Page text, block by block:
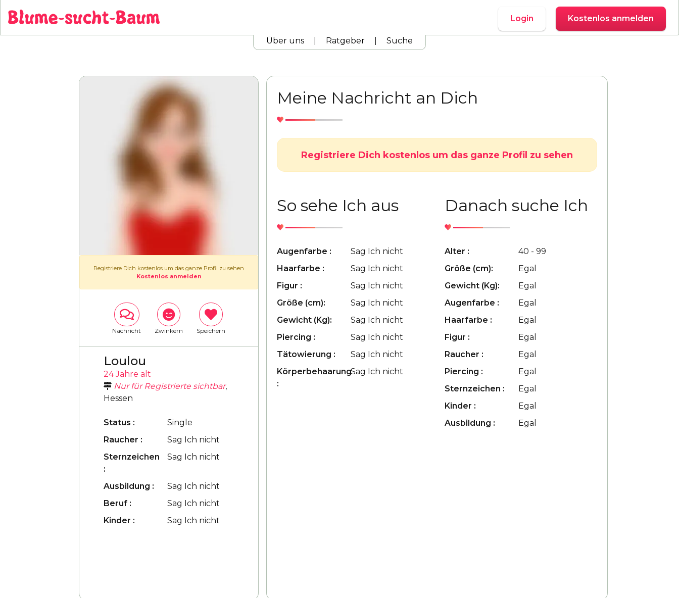
Login Kostenlos anmelden
Über uns Ratgeber Suche
Registriere Dich kostenlos um das ganze Profil zu sehen
Kostenlos anmelden
Nachricht Zwinkern Speichern
Loulou
24 Jahre alt
Nur für Registrierte sichtbar,
Hessen
Status :
Single
Raucher :
Sag Ich nicht
Sternzeichen
:
Sag Ich nicht
Ausbildung :
Sag Ich nicht
Beruf :
Sag Ich nicht
Kinder :
Sag Ich nicht
Meine Nachricht an Dich
Registriere Dich kostenlos um das ganze Profil zu sehen
So sehe Ich aus
Augenfarbe :
Sag Ich nicht
Haarfarbe :
Sag Ich nicht
Figur :
Sag Ich nicht
Größe (cm):
Sag Ich nicht
Gewicht (Kg):
Sag Ich nicht
Piercing :
Sag Ich nicht
Tätowierung :
Sag Ich nicht
Körperbehaarung
:
Sag Ich nicht
Danach suche Ich
Alter :
40 - 99
Größe (cm):
Egal
Gewicht (Kg):
Egal
Augenfarbe :
Egal
Haarfarbe :
Egal
Figur :
Egal
Raucher :
Egal
Piercing :
Egal
Sternzeichen :
Egal
Kinder :
Egal
Ausbildung :
Egal